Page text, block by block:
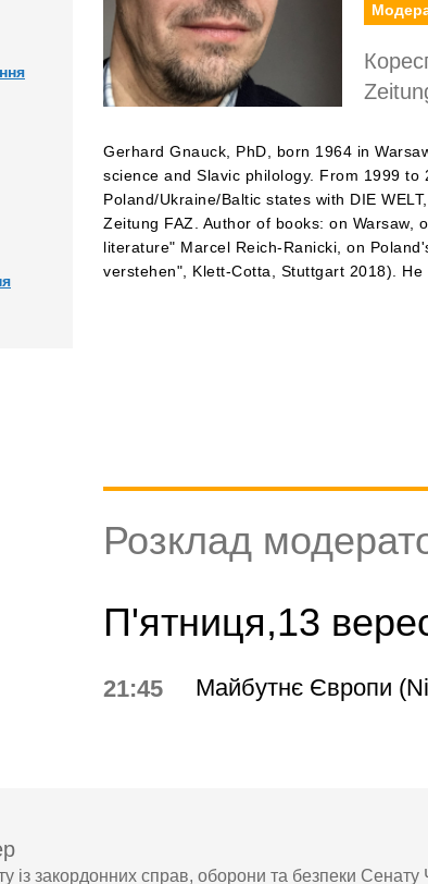
Gerhard Gnauck, PhD, born 1964 in
science and Slavic philology. From 1999
Poland/Ukraine/Baltic states with DIE
Zeitung FAZ. Author of books: on Warsaw,
literature" Marcel Reich-Ranicki, on
verstehen", Klett-Cotta, Stuttgart 2018).
Розклад
П'ятниця,13
21:45 Майбутнє Європи
із закордонних справ, оборони та безпеки Сенату